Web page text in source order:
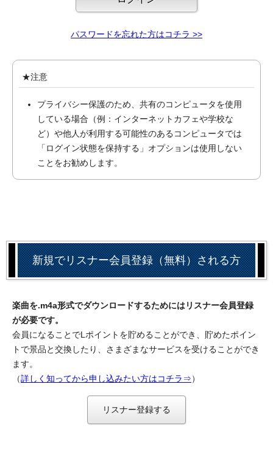
パスワードを忘れた方はコチラ >>
★注意
プライバシー保護のため、共有のコンピュータを使用
している場合（例：インターネットカフェや学校な
ど）や他人が利用する可能性のあるコンピュータでは
「ログイン状態を保持する」オプションは使用しない
ことをお勧めします。
新規でリスナー会員登録（無料）される方
楽曲を.m4a形式でダウンロードするためにはリスナー会員登録
が必要です。
会員になることでLポイントを貯めることができ、貯めたポイン
トで景品と交換したり、さまざまなサービスを受けることができ
ます。
（詳しく知ってから申し込みたい方はコチラ⇒）
リスナー登録する